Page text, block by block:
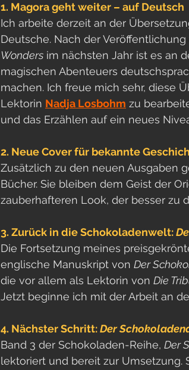
1. Magora geht weiter – auf Deutsch
Ich arbeite derzeit an der
Deutsche. Nach der
Wonders im nächsten Jahr ist es an
magischen Abenteuers
machen. Ich freue mich sehr, diese
Lektorin Nadja Losbohm zu
und das Erzählen auf ein neues
2. Neue Cover für bekannte
Zusätzlich zu den neuen Ausgaben
Bücher. Sie bleiben dem Geist der
zauberhafteren Look, der besser zu
3. Zurück in die Schokoladenwelt:
Die Fortsetzung meines
englische Manuskript von Der
die vor allem als Lektorin von Die
Jetzt beginne ich mit der Arbeit an
4. Nächster Schritt: Der
Band 3 der Schokoladen-Reihe, Der
lektoriert und bereit zur Umsetzung.